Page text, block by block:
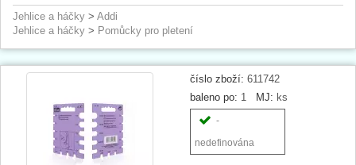
Jehlice a háčky > Addi
Jehlice a háčky > Pomůcky pro pletení
číslo zboží: 611742
baleno po: 1 MJ: ks
-
nedefinována